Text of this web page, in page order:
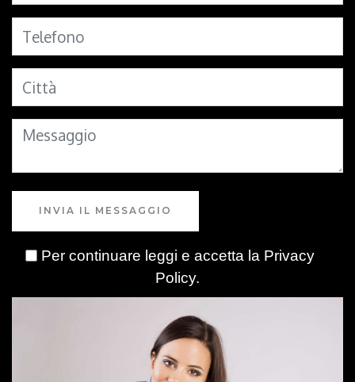
INVIA IL MESSAGGIO
Per continuare leggi e accetta la Privacy
Policy.